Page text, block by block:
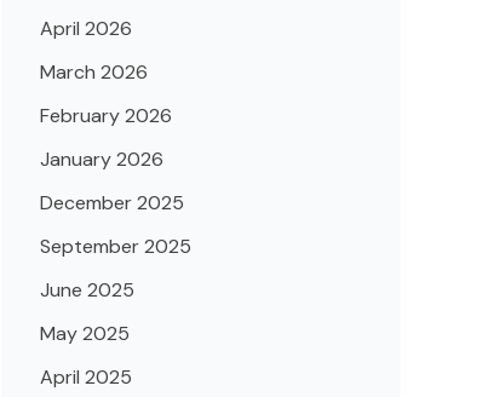
April 2026
March 2026
February 2026
January 2026
December 2025
September 2025
June 2025
May 2025
April 2025